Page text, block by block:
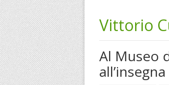
Vittorio
Al Museo